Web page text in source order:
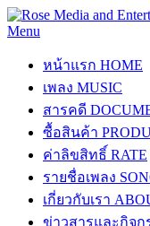
Menu
หน้าแรก HOME
เพลง MUSIC
สารคดี
ซื้อสินค้า
ค่าลิขสิทธิ์ RATE
รายชื่อเพลง
เกี่ยวกับเรา
ข่าวสารและกิจก